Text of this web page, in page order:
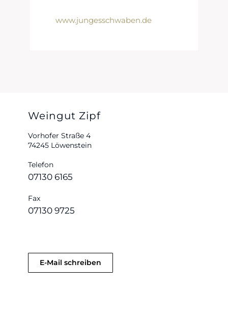
www.jungesschwaben.de
Weingut Zipf
Vorhofer Straße 4
74245 Löwenstein
Telefon
07130 6165
Fax
07130 9725
E-Mail schreiben